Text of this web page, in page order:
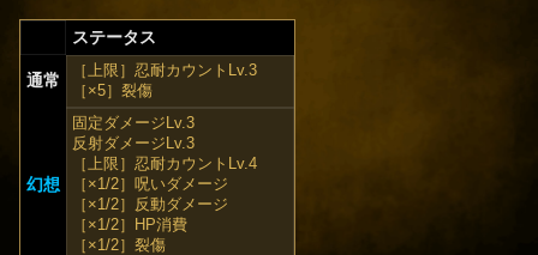
ステータス
通常
［上限］忍耐カウントLv.3
［×5］裂傷
幻想
固定ダメージLv.3
反射ダメージLv.3
［上限］忍耐カウントLv.4
［×1/2］呪いダメージ
［×1/2］反動ダメージ
［×1/2］HP消費
［×1/2］裂傷